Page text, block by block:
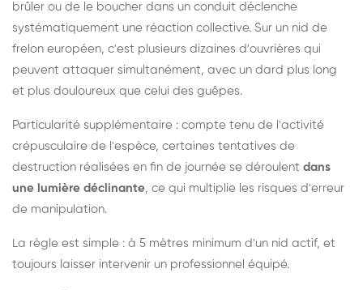
brûler ou de le boucher dans un conduit déclenche
systématiquement une réaction collective. Sur un nid de
frelon européen, c'est plusieurs dizaines d'ouvrières qui
peuvent attaquer simultanément, avec un dard plus long
et plus douloureux que celui des guêpes.
Particularité supplémentaire : compte tenu de l'activité
crépusculaire de l'espèce, certaines tentatives de
destruction réalisées en fin de journée se déroulent dans
une lumière déclinante, ce qui multiplie les risques d'erreur
de manipulation.
La règle est simple : à 5 mètres minimum d'un nid actif, et
toujours laisser intervenir un professionnel équipé.